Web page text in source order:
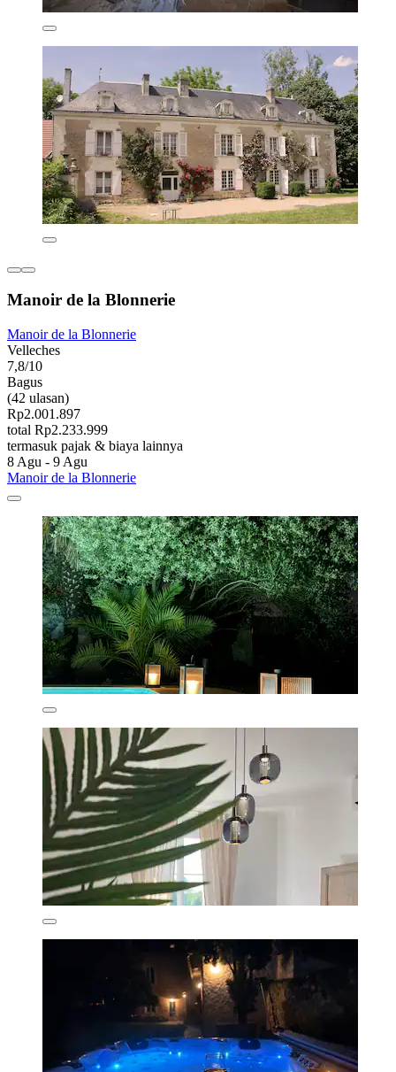
Manoir de la Blonnerie
Manoir de la Blonnerie
Velleches
7,8/10
Bagus
(42 ulasan)
Rp2.001.897
total Rp2.233.999
termasuk pajak & biaya lainnya
8 Agu - 9 Agu
Manoir de la Blonnerie